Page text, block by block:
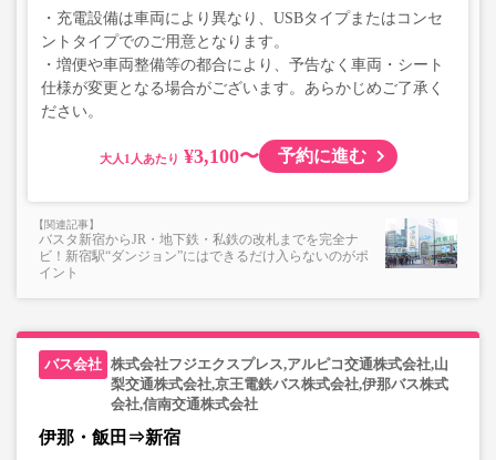
・充電設備は車両により異なり、USBタイプまたはコンセ
ントタイプでのご用意となります。
・増便や車両整備等の都合により、予告なく車両・シート
仕様が変更となる場合がございます。あらかじめご了承く
ださい。
大人 ¥3,100〜 予約に進む
バスタ新宿からJR・地下鉄・私鉄の改札までを完全ナ
ビ！新宿駅“ダンジョン”にはできるだけ入らないのがポ
イント
株式会社フジエクスプレス,アルピコ交通株式会社,山
梨交通株式会社,京王電鉄バス株式会社,伊那バス株式
会社,信南交通株式会社
伊那・飯田⇒新宿